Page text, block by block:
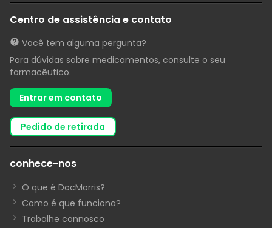
Centro de assistência e contato
Você tem alguma pergunta?
Para dúvidas sobre medicamentos, consulte o seu
farmacêutico.
Entrar em contato
pedido de retirada
conhece-nos
O que é DocMorris?
Como é que funciona?
Trabalhe connosco